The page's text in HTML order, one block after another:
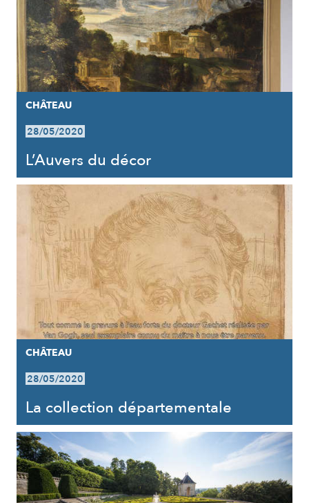
CHÂTEAU
28/05/2020
L’Auvers du décor
CHÂTEAU
28/05/2020
La collection départementale